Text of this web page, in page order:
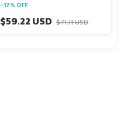
-17% OFF
$59.22 USD $71.11 USD